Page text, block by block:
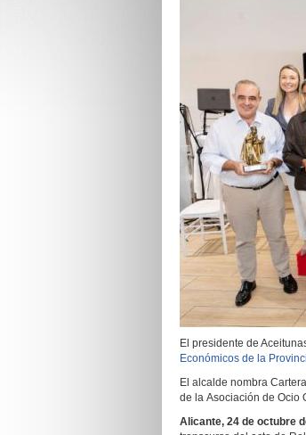
El presidente de
Económicos de la
El alcalde nombra
de la Asociación de Ocio
Alicante, 24 de octubre